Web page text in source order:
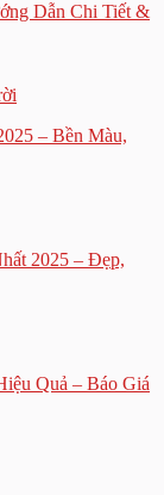
Dẫn Chi Tiết &
– Bền Màu,
2025 – Đẹp,
Quả – Báo Giá